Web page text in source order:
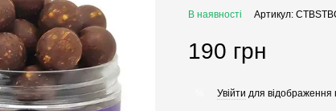
В наявності Артикул:
190 грн
Увійти для відображення